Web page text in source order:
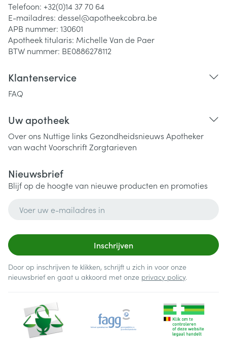
Telefoon: +32(0)14 37 70 64
E-mailadres: dessel@apotheekcobra.be
APB nummer: 130601
Apotheek titularis: Michelle Van de Paer
BTW nummer: BE0886278112
Klantenservice
FAQ
Uw apotheek
Over ons Nuttige links Gezondheidsnieuws Apotheker
van wachtVoorschriftZorgtarieven
Nieuwsbrief
Blijf op de hoogte van nieuwe producten en promoties
Inschrijven
Door op inschrijven te klikken, schrijft u zich in voor onze
nieuwsbrief en gaat u akkoord met onze privacy policy.